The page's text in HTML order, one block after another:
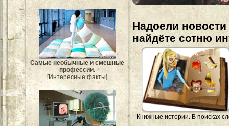
Самые необычные и смешные
профессии.
[Интересные факты]
Надоели
найдёте сотню
Книжные истории. В поисках